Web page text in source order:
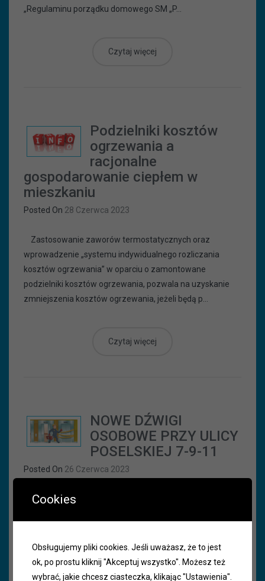
„Regulaminu porządku domowego SM „P...
Czytaj więcej
Podzielniki kosztów
ogrzewania a
racjonalne
gospodarowanie ciepłem w
mieszkaniu
Posted On 28 Czerwca 2023
Zastosowanie zaworów termostatycznych oraz
wprowadzenie „systemu indywidualnego rozliczania
kosztów ogrzewania” w oparciu o zamontowane
podzielniki kosztów ogrzewania, pozwala na uzyskanie
zmniejszenia kosztów ogrzewania, jeżeli będą p...
Czytaj więcej
NOWE DŹWIGI
OSOBOWE PRZY ULICY
POSELSKIEJ 7-9-11
Posted On 26 Czerwca 2023
Szanowni Mieszkańcy!!! Zarząd Spółdzielni
trzy dźwigi osobowe w klatkach schodowych nr 7, 9 i 11 w
budynku mieszkalnym, wielo...
Cookies
Obsługujemy pliki cookies. Jeśli uważasz, że to jest
ok, po prostu kliknij "Akceptuj wszystko". Możesz też
wybrać, jakie chcesz ciasteczka, klikając "Ustawienia".